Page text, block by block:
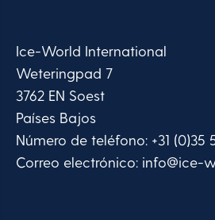
Ice-World International
Weteringpad 7
3762 EN Soest
Países Bajos
Número de teléfono: +31 (0)35
Correo electrónico: info@ice-